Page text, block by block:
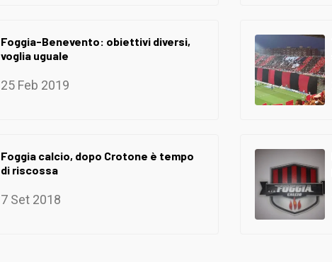
Foggia-Benevento: obiettivi diversi,
voglia uguale
25 Feb 2019
Foggia calcio, dopo Crotone è tempo
di riscossa
7 Set 2018